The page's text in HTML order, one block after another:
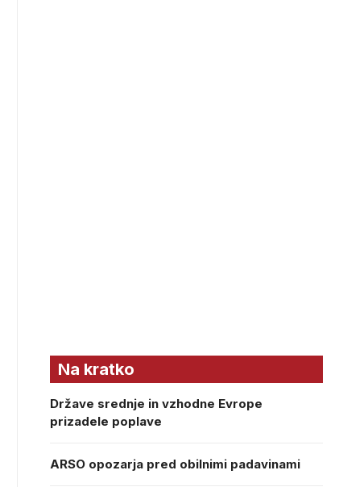
Na kratko
Države srednje in vzhodne Evrope
prizadele poplave
ARSO opozarja pred obilnimi padavinami